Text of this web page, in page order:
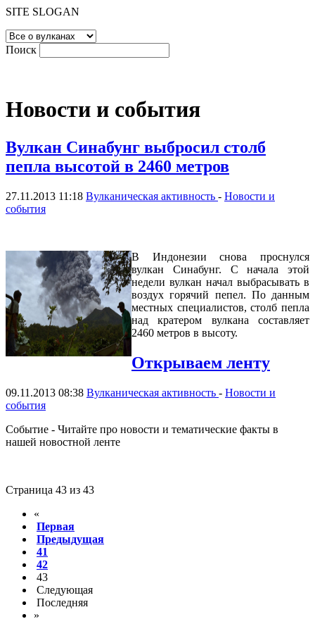
SITE SLOGAN
Поиск
Новости и события
Вулкан Синабунг выбросил столб
пепла высотой в 2460 метров
27.11.2013 11:18 Вулканическая активность - Новости и
события
В Индонезии снова проснулся
вулкан Синабунг. С начала этой
недели вулкан начал выбрасывать в
воздух горячий пепел. По данным
местных специалистов, столб пепла
над кратером вулкана составляет
2460 метров в высоту.
Открываем ленту
09.11.2013 08:38 Вулканическая активность - Новости и
события
Событие - Читайте про новости и тематические факты в
нашей новостной ленте
Страница 43 из 43
«
Первая
Предыдущая
41
42
43
Следующая
Последняя
»